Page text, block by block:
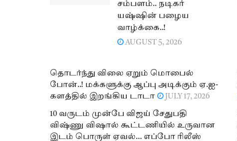
சம்பளம்.. நடிகர்
யஷ்ஷின் பழைய
வாழ்க்கை..!
AUGUST 5, 2026
தொடர்ந்து விலை ஏறும் மொபைல்
போன்..! மக்களுக்கு ஆப்பு அடிக்கும் ஏ.ஐ-
களத்தில் இறங்கிய டாடா
JULY 17, 2026
10 வருடம் முன்பே விஜய் சேதுபதி
விஷ்ணு விஷால் கூட்டணியில் உருவான
இடம் பொருள் ஏவல்… எப்போ ரிலீஸ்